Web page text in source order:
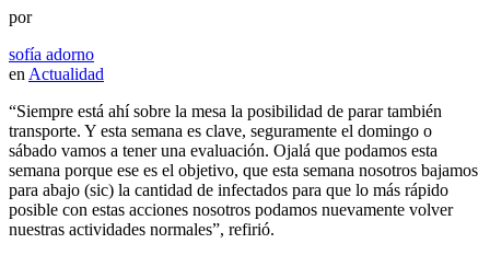
por
sofía adorno
en Actualidad
“Siempre está ahí sobre la mesa la posibilidad de parar también
transporte. Y esta semana es clave, seguramente el domingo o
sábado vamos a tener una evaluación. Ojalá que podamos esta
semana porque ese es el objetivo, que esta semana nosotros bajamos
para abajo (sic) la cantidad de infectados para que lo más rápido
posible con estas acciones nosotros podamos nuevamente volver
nuestras actividades normales”, refirió.